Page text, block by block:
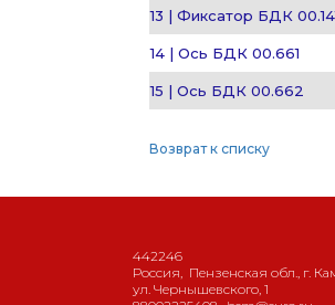
13 | Фиксатор БДК
14 | Ось БДК 00.661
15 | Ось БДК 00.662
Возврат к списку
442246
Россия, Пензенская обл., г.
ул. Чернышевского, 1